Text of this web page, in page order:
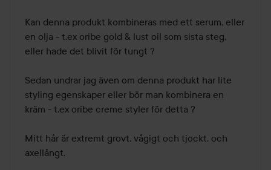
Kan denna produkt kombineras med ett serum, eller
en olja - t.ex oribe gold & lust oil som sista steg,
eller hade det blivit för tungt ?
Sedan undrar jag även om denna produkt har lite
styling egenskaper eller bör man kombinera en
kräm - t.ex oribe creme styler för detta ?
Mitt hår är extremt grovt, vågigt och tjockt, och
axellångt.